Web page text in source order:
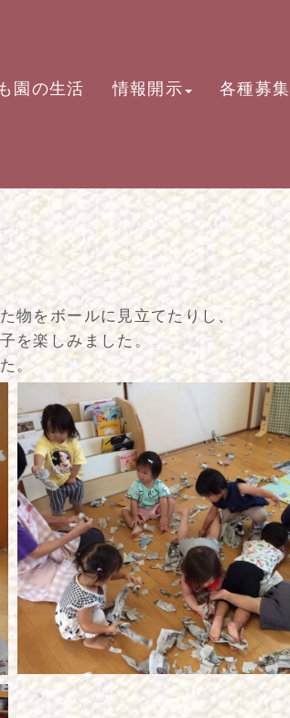
園の生活 情報開示 各種募集
物をボールに見立てたりし、
を楽しみました。
。